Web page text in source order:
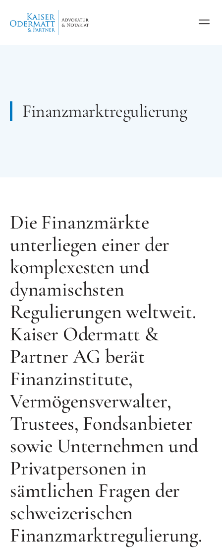
Finanzmarktregulierung
Die Finanzmärkte
unterliegen einer der
komplexesten und
dynamischsten
Regulierungen weltweit.
Kaiser Odermatt &
Partner AG berät
Finanzinstitute,
Vermögensverwalter,
Trustees, Fondsanbieter
sowie Unternehmen und
Privatpersonen in
sämtlichen Fragen der
schweizerischen
Finanzmarktregulierung.